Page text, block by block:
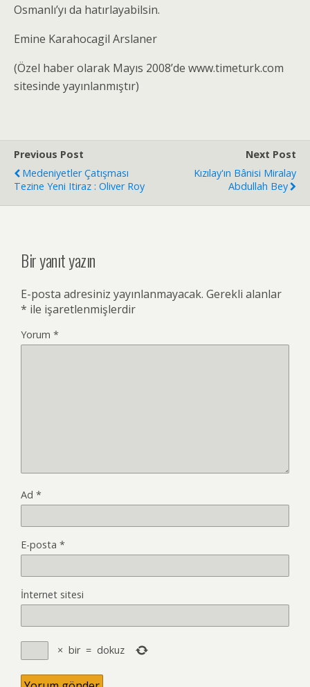
Osmanlı’yı da hatırlayabilsin.
Emine Karahocagil Arslaner
(Özel haber olarak Mayıs 2008’de www.timeturk.com
sitesinde yayınlanmıştır)
Previous Post
Medeniyetler Çatışması
Tezine Yeni Itiraz : Oliver Roy
Next Post
Kızılay'ın Bânisi Miralay
Abdullah Bey
Bir yanıt yazın
E-posta adresiniz yayınlanmayacak. Gerekli alanlar
* ile işaretlenmişlerdir
Yorum *
Ad *
E-posta *
İnternet sitesi
× bir = dokuz